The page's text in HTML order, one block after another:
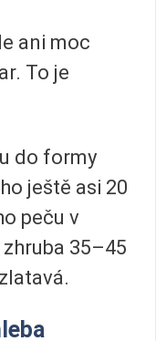
ani moc
To je
do formy
ještě asi 20
peču v
zhruba 35–45